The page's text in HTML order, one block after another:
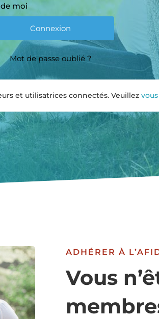
moi
Mot de passe oublié ?
et utilisatrices connectés. Veuillez
ADHÉRER À
Vous